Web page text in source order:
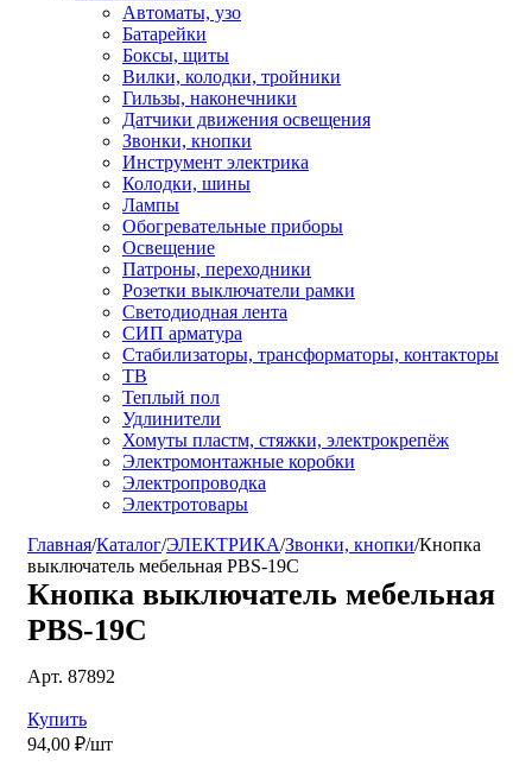
Автоматы, узо
Батарейки
Боксы, щиты
Вилки, колодки, тройники
Гильзы, наконечники
Датчики движения освещения
Звонки, кнопки
Инструмент электрика
Колодки, шины
Лампы
Обогревательные приборы
Освещение
Патроны, переходники
Розетки выключатели рамки
Светодиодная лента
СИП арматура
Стабилизаторы, трансформаторы, контакторы
ТВ
Теплый пол
Удлинители
Хомуты пластм, стяжки, электрокрепёж
Электромонтажные коробки
Электропроводка
Электротовары
Главная/Каталог/ЭЛЕКТРИКА/Звонки, кнопки/Кнопка
выключатель мебельная PBS-19C
Кнопка выключатель мебельная
PBS-19C
Арт. 87892
Купить
94,00 ₽/шт